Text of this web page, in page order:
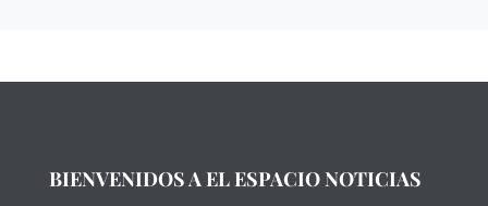
BIENVENIDOS A EL ESPACIO NOTICIAS